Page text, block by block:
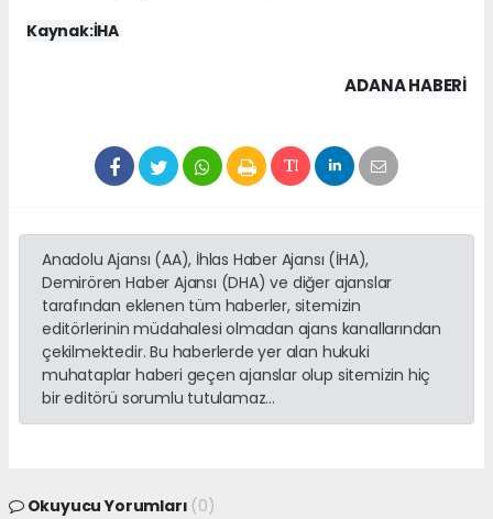
Kaynak:İHA
ADANA HABERİ
Anadolu Ajansı (AA), İhlas Haber Ajansı (İHA),
Demirören Haber Ajansı (DHA) ve diğer ajanslar
tarafından eklenen tüm haberler, sitemizin
editörlerinin müdahalesi olmadan ajans kanallarından
çekilmektedir. Bu haberlerde yer alan hukuki
muhataplar haberi geçen ajanslar olup sitemizin hiç
bir editörü sorumlu tutulamaz...
Okuyucu Yorumları (0)